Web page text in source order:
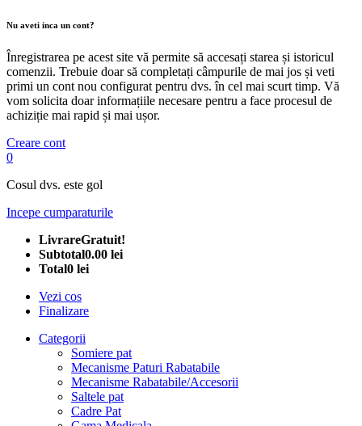
Nu aveti inca un cont?
Înregistrarea pe acest site vă permite să accesați starea și istoricul
comenzii. Trebuie doar să completați câmpurile de mai jos și veti
primi un cont nou configurat pentru dvs. în cel mai scurt timp. Vă
vom solicita doar informațiile necesare pentru a face procesul de
achiziție mai rapid și mai ușor.
Creare cont
0
Cosul dvs. este gol
Incepe cumparaturile
LivrareGratuit!
Subtotal0.00 lei
Total0 lei
Vezi cos
Finalizare
Categorii
Somiere pat
Mecanisme Paturi Rabatabile
Mecanisme Rabatabile/Accesorii
Saltele pat
Cadre Pat